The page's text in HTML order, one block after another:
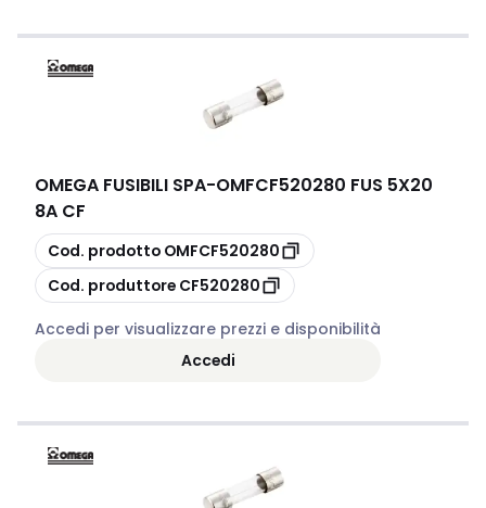
OMEGA FUSIBILI SPA-OMFCF520280 FUS 5X20
8A CF
copia
Cod. prodotto OMFCF520280
copia
Cod. produttore CF520280
Accedi per visualizzare prezzi e disponibilità
Accedi